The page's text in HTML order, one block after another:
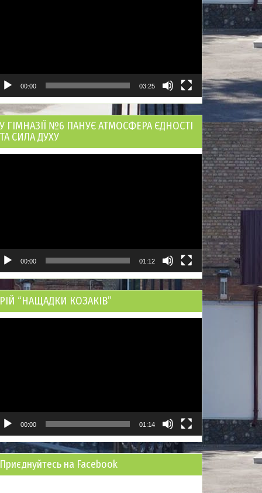
00:00 03:25
У ГІМНАЗІЇ №6 ПАНУЄ АТМОСФЕРА ЄДНОСТІ
ТА СИЛА ДУХУ
00:00 01:12
РІЙ “НАЩАДКИ КОЗАКІВ”
00:00 01:14
Приєднуйтесь на Facebook